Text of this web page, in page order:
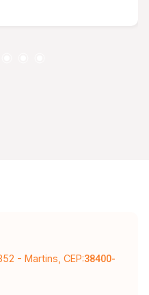
em móveis
- Martins, CEP:38400-